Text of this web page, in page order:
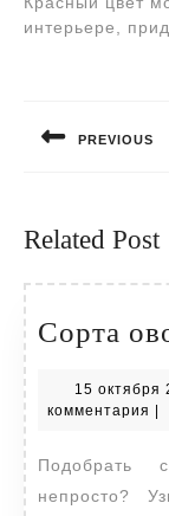
интерьере,
записям
PREVIOUS
Related Post
Сорта
15 октября
комментария
Подобрать сорта овощей для Хабаровска
непросто?